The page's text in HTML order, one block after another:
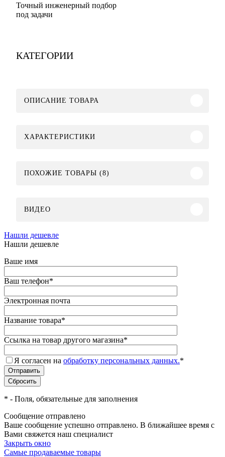
Точный инженерный подбор
под задачи
КАТЕГОРИИ
ОПИСАНИЕ ТОВАРА
ХАРАКТЕРИСТИКИ
ПОХОЖИЕ ТОВАРЫ (8)
ВИДЕО
Нашли дешевле
Нашли дешевле
Ваше имя
Ваш телефон*
Электронная почта
Название товара*
Ссылка на товар другого магазина*
Я согласен на обработку персональных данных.*
* - Поля, обязательные для заполнения
Сообщение отправлено
Ваше сообщение успешно отправлено. В ближайшее время с
Вами свяжется наш специалист
Закрыть окно
Самые продаваемые товары